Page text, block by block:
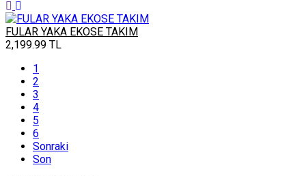
FULAR YAKA EKOSE TAKIM
2,199.99 TL
1
2
3
4
5
6
Sonraki
Son